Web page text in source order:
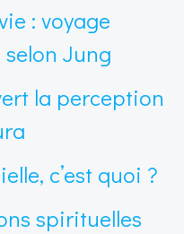
: voyage
Jung
la perception
c’est quoi ?
spirituelles